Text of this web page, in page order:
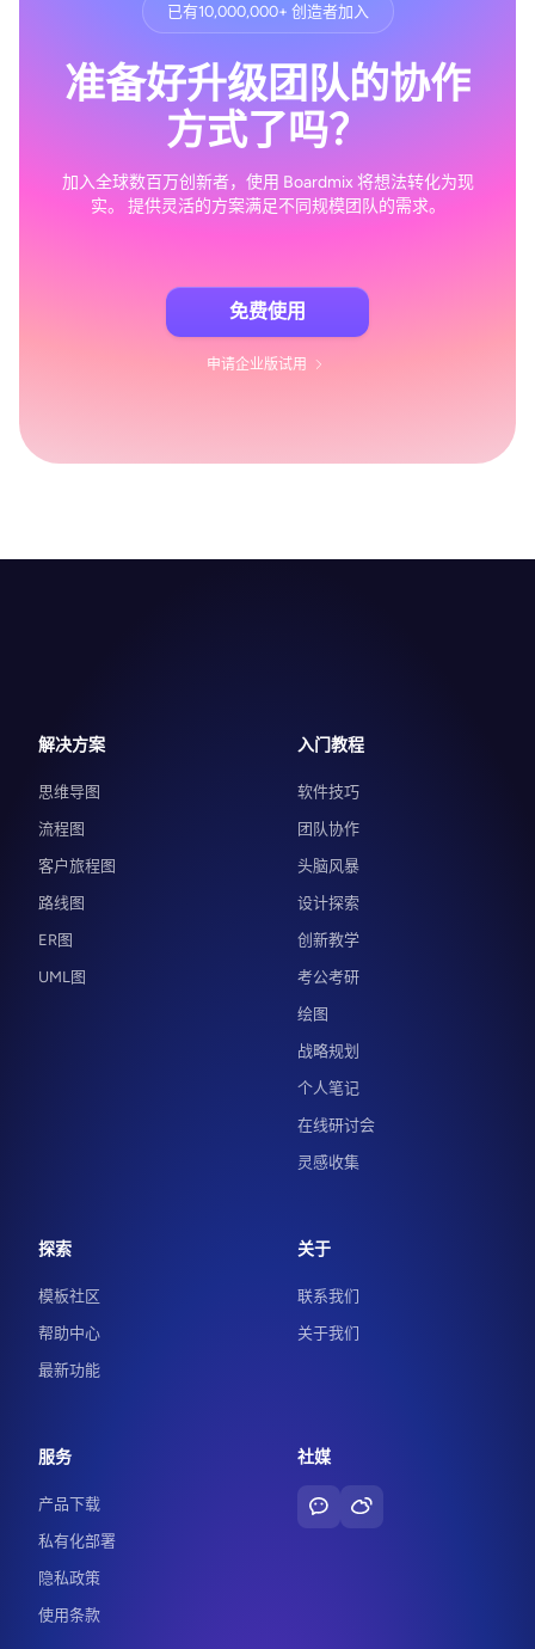
已有10,000,000+ 创造者加入
准备好升级团队的协作
方式了吗？
加入全球数百万创新者，使用 Boardmix 将想法转化为现
实。 提供灵活的方案满足不同规模团队的需求。
免费使用
申请企业版试用
解决方案
思维导图
流程图
客户旅程图
路线图
ER图
UML图
入门教程
软件技巧
团队协作
头脑风暴
设计探索
创新教学
考公考研
绘图
战略规划
个人笔记
在线研讨会
灵感收集
探索
模板社区
帮助中心
最新功能
关于
联系我们
关于我们
服务
产品下载
私有化部署
隐私政策
使用条款
社媒